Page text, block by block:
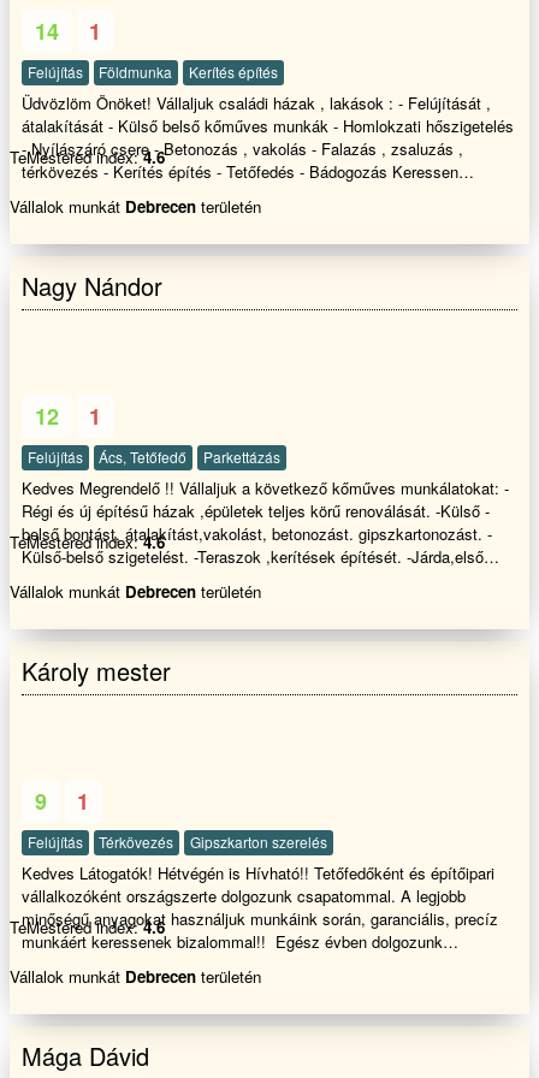
14 1
Felújítás Földmunka Kerítés építés
Üdvözlöm Önöket! Vállaljuk családi házak , lakások : - Felújítását ,
átalakítását - Külső belső kőműves munkák - Homlokzati hőszigetelés
- Nyílászáró csere - Betonozás , vakolás - Falazás , zsaluzás ,
térkövezés - Kerítés építés - Tetőfedés - Bádogozás Keressen
TeMestered index:4.6
Vállalok munkát Debrecen területén
Nagy Nándor
12 1
Felújítás Ács, Tetőfedő Parkettázás
Kedves Megrendelő !! Vállaljuk a következő kőműves munkálatokat: -
Régi és új építésű házak ,épületek teljes körű renoválását. -Külső -
belső bontást, átalakítást,vakolást, betonozást. gipszkartonozást. -
Külső-belső szigetelést. -Teraszok ,kerítések építését. -Járda,első
Garázsok és egyéb melléképületek építését. -Pergolák,pavilonok
gyártását. - Fűvágás bozott irtást minden féle kerti munkát ( fakivágást
,terprendezés, fűmagozást ,gyepesítést) - Ereszcsatorna takaritást
!!!!!!!
TeMestered index:4.6
Vállalok munkát Debrecen területén
Károly mester
9 1
Felújítás Térkövezés Gipszkarton szerelés
Kedves Látogatók! Hétvégén is Hívható!! Tetőfedőként és építőipari
vállalkozóként országszerte dolgozunk csapatommal. A legjobb
minőségű anyagokat használjuk munkáink során, garanciális, precíz
munkáért keressenek bizalommal!! Egész évben dolgozunk
TeMestered index:4.6
Vállalok munkát Debrecen területén
Mága Dávid